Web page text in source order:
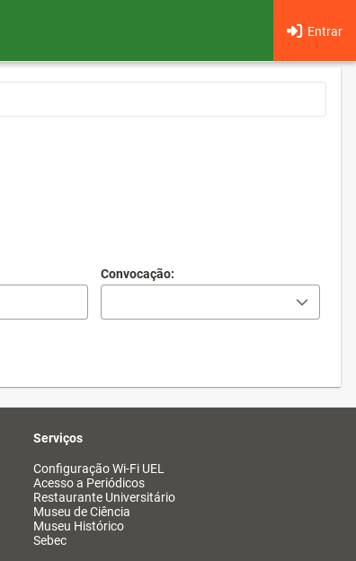
Entrar
Convocação:
Serviços
Configuração Wi-Fi UEL
Acesso a Periódicos
Restaurante Universitário
Museu de Ciência
Museu Histórico
Sebec